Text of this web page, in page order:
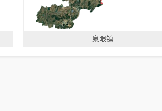
泉眼镇